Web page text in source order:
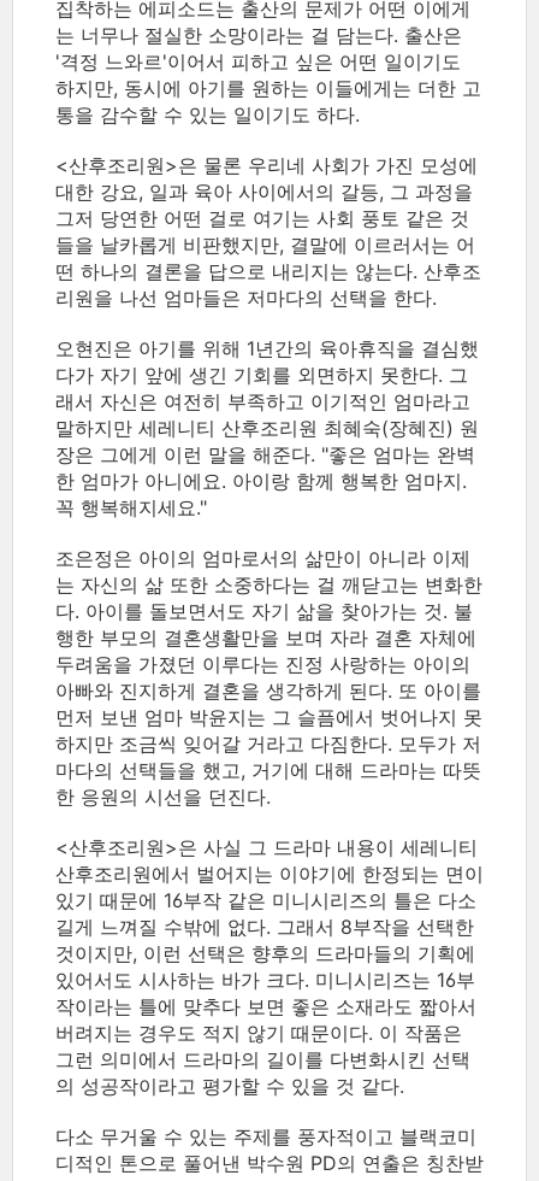
집착하는 에피소드는 출산의 문제가 어떤 이에게
는 너무나 절실한 소망이라는 걸 담는다. 출산은
'격정 느와르'이어서 피하고 싶은 어떤 일이기도
하지만, 동시에 아기를 원하는 이들에게는 더한 고
통을 감수할 수 있는 일이기도 하다.
<산후조리원>은 물론 우리네 사회가 가진 모성에
대한 강요, 일과 육아 사이에서의 갈등, 그 과정을
그저 당연한 어떤 걸로 여기는 사회 풍토 같은 것
들을 날카롭게 비판했지만, 결말에 이르러서는 어
떤 하나의 결론을 답으로 내리지는 않는다. 산후조
리원을 나선 엄마들은 저마다의 선택을 한다.
오현진은 아기를 위해 1년간의 육아휴직을 결심했
다가 자기 앞에 생긴 기회를 외면하지 못한다. 그
래서 자신은 여전히 부족하고 이기적인 엄마라고
말하지만 세레니티 산후조리원 최혜숙(장혜진) 원
장은 그에게 이런 말을 해준다. "좋은 엄마는 완벽
한 엄마가 아니에요. 아이랑 함께 행복한 엄마지.
꼭 행복해지세요."
조은정은 아이의 엄마로서의 삶만이 아니라 이제
는 자신의 삶 또한 소중하다는 걸 깨닫고는 변화한
다. 아이를 돌보면서도 자기 삶을 찾아가는 것. 불
행한 부모의 결혼생활만을 보며 자라 결혼 자체에
두려움을 가졌던 이루다는 진정 사랑하는 아이의
아빠와 진지하게 결혼을 생각하게 된다. 또 아이를
먼저 보낸 엄마 박윤지는 그 슬픔에서 벗어나지 못
하지만 조금씩 잊어갈 거라고 다짐한다. 모두가 저
마다의 선택들을 했고, 거기에 대해 드라마는 따뜻
한 응원의 시선을 던진다.
<산후조리원>은 사실 그 드라마 내용이 세레니티
산후조리원에서 벌어지는 이야기에 한정되는 면이
있기 때문에 16부작 같은 미니시리즈의 틀은 다소
길게 느껴질 수밖에 없다. 그래서 8부작을 선택한
것이지만, 이런 선택은 향후의 드라마들의 기획에
있어서도 시사하는 바가 크다. 미니시리즈는 16부
작이라는 틀에 맞추다 보면 좋은 소재라도 짧아서
버려지는 경우도 적지 않기 때문이다. 이 작품은
그런 의미에서 드라마의 길이를 다변화시킨 선택
의 성공작이라고 평가할 수 있을 것 같다.
다소 무거울 수 있는 주제를 풍자적이고 블랙코미
디적인 톤으로 풀어낸 박수원 PD의 연출은 칭찬받